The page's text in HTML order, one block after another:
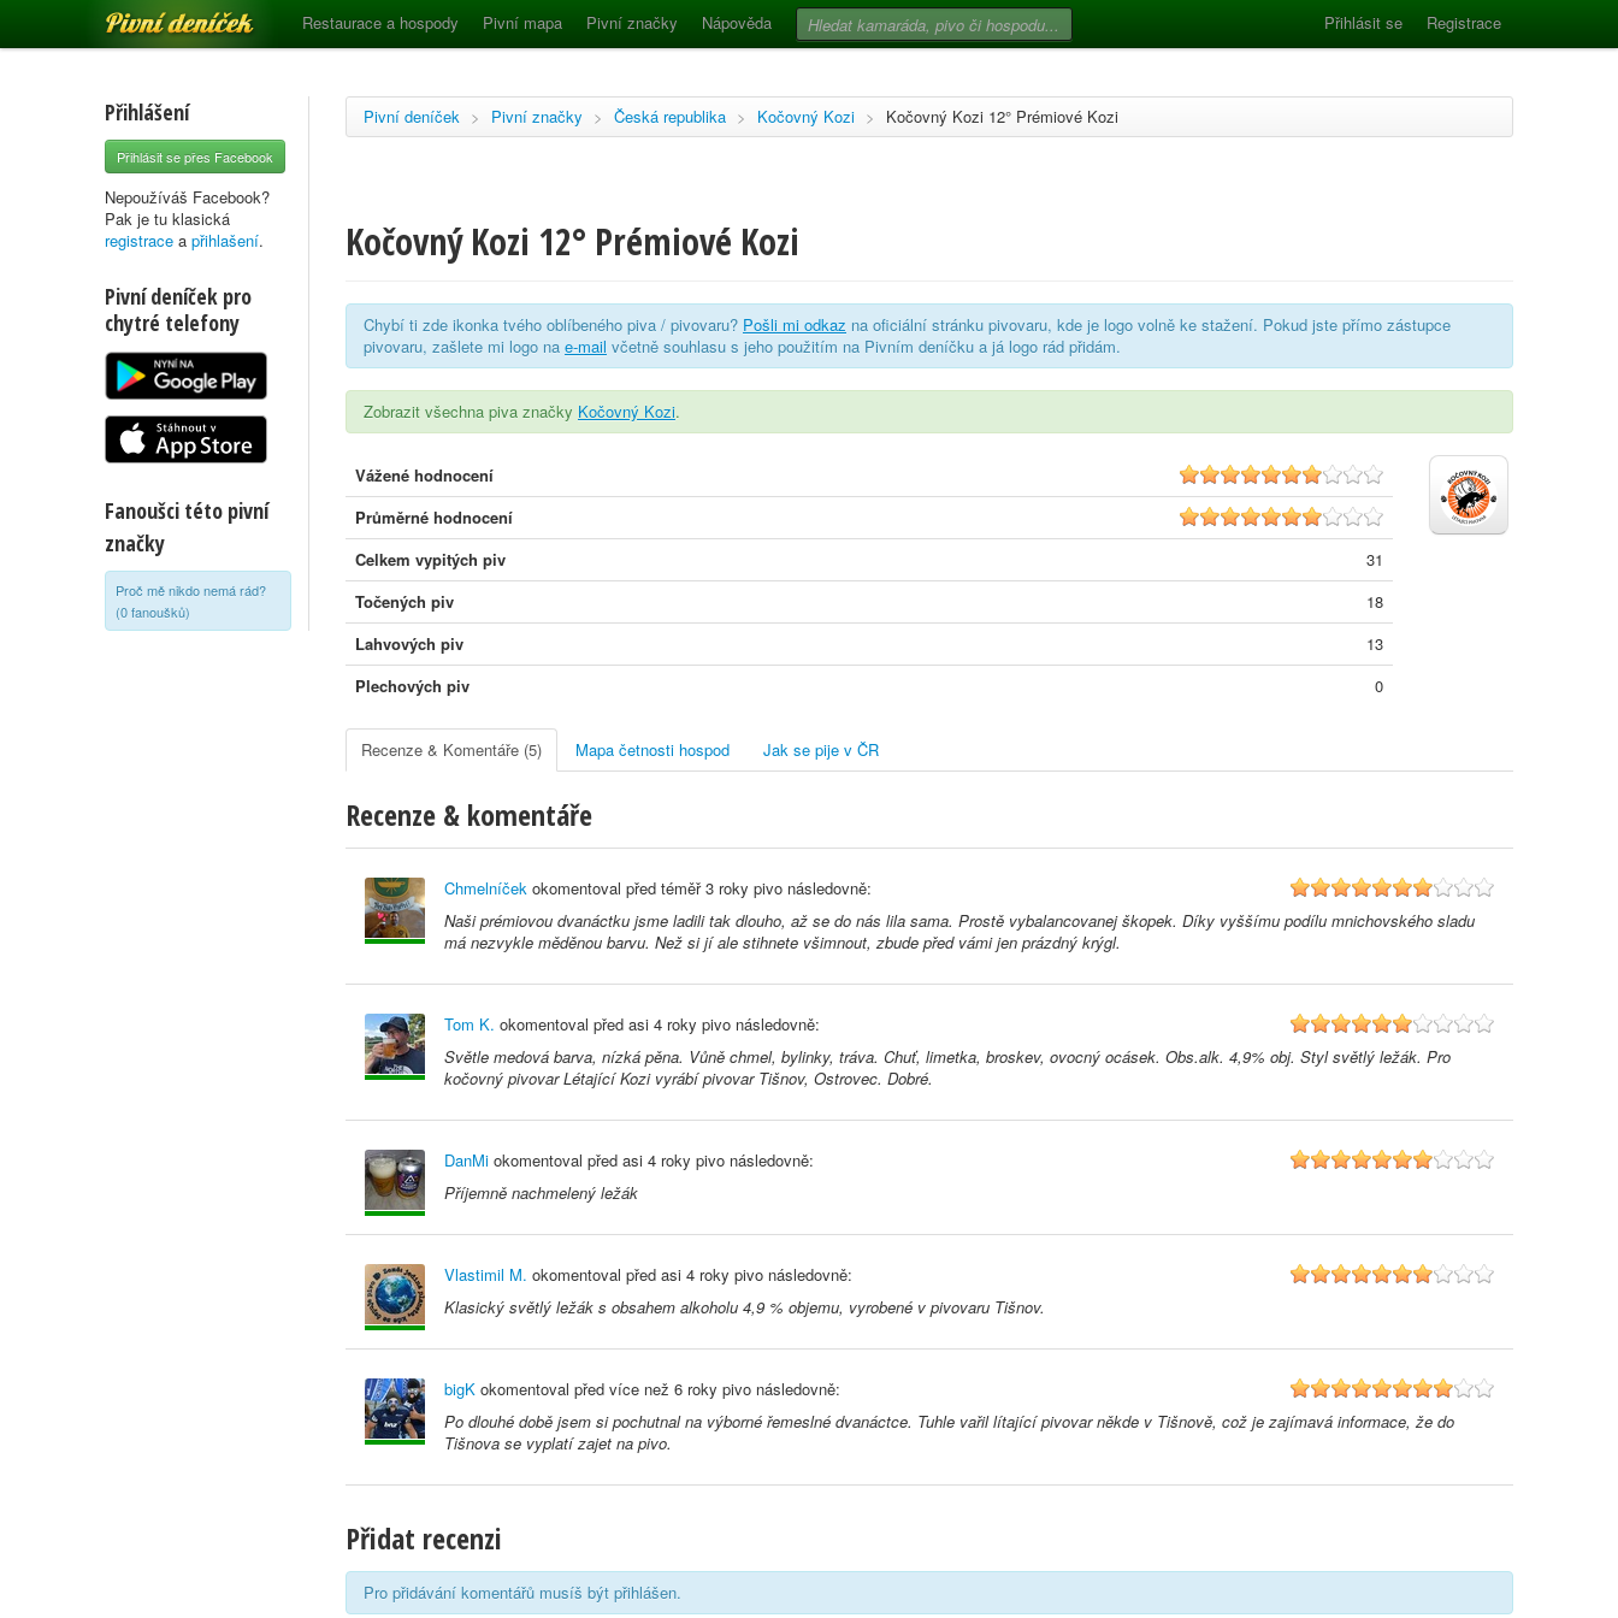
Pivní deníček Restaurace a hospody Pivní mapa Pivní značky Nápověda Přihlásit se Registrace
Přihlášení
Přihlásit se přes Facebook
Nepoužíváš Facebook?
Pak je tu klasická
registrace a přihlašení.
Pivní deníček pro
chytré telefony
Fanoušci této pivní
značky
Proč mě nikdo nemá rád?
(0 fanoušků)
Pivní deníček > Pivní značky > Česká republika > Kočovný Kozi > Kočovný Kozi 12° Prémiové Kozi
Kočovný Kozi 12° Prémiové Kozi
Chybí ti zde ikonka tvého oblíbeného piva / pivovaru? Pošli mi odkaz na oficiální stránku pivovaru, kde je logo volně ke stažení. Pokud jste přímo zástupce
pivovaru, zašlete mi logo na e-mail včetně souhlasu s jeho použitím na Pivním deníčku a já logo rád přidám.
Zobrazit všechna piva značky Kočovný Kozi.
Vážené hodnocení
6.8
Průměrné hodnocení
7.0
Celkem vypitých piv
31
Točených piv
18
Lahvových piv
13
Plechových piv
0
Recenze & Komentáře (5) Mapa četnosti hospod Jak se pije v ČR
Recenze & komentáře
Chmelníček okomentoval před téměř 3 roky pivo následovně:
Naši prémiovou dvanáctku jsme ladili tak dlouho, až se do nás lila sama. Prostě vybalancovanej škopek. Díky vyššímu podílu mnichovského sladu
má nezvykle měděnou barvu. Než si jí ale stihnete všimnout, zbude před vámi jen prázdný krýgl.
7
Tom K. okomentoval před asi 4 roky pivo následovně:
Světle medová barva, nízká pěna. Vůně chmel, bylinky, tráva. Chuť, limetka, broskev, ovocný ocásek. Obs.alk. 4,9% obj. Styl světlý ležák. Pro
kočovný pivovar Létající Kozi vyrábí pivovar Tišnov, Ostrovec. Dobré.
6
DanMi okomentoval před asi 4 roky pivo následovně:
Příjemně nachmelený ležák
7
Vlastimil M. okomentoval před asi 4 roky pivo následovně:
Klasický světlý ležák s obsahem alkoholu 4,9 % objemu, vyrobené v pivovaru Tišnov.
7
bigK okomentoval před více než 6 roky pivo následovně:
Po dlouhé době jsem si pochutnal na výborné řemeslné dvanáctce. Tuhle vařil lítající pivovar někde v Tišnově, což je zajímavá informace, že do
Tišnova se vyplatí zajet na pivo.
8
Přidat recenzi
Pro přidávání komentářů musíš být přihlášen.